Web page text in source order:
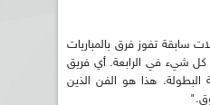
سابقة تفوز فرق بالمباريات
كل شيء في الرابعة. أي فريق
البطولة. هذا هو الفن الذين